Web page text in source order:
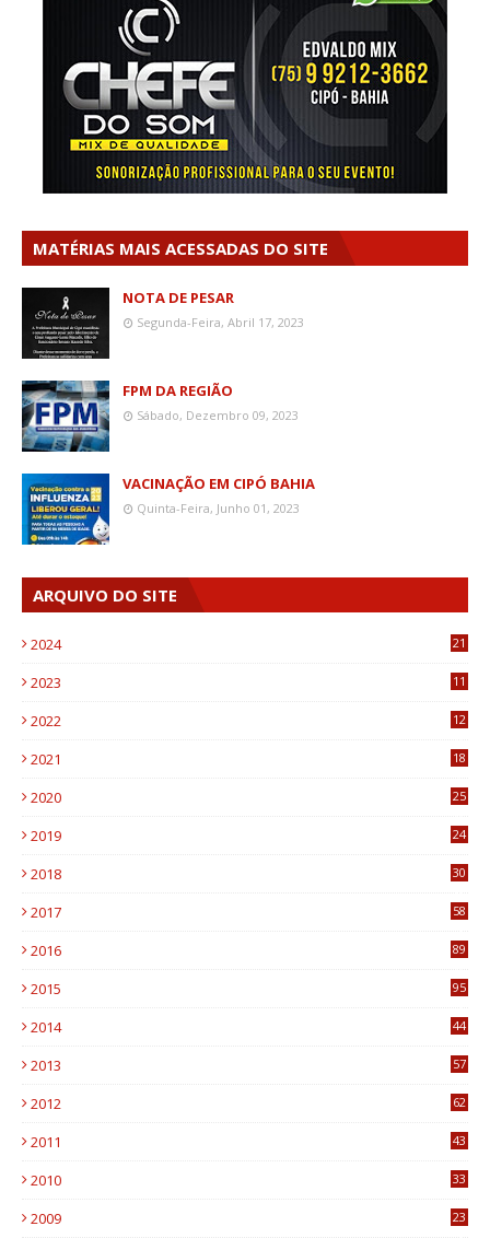
MATÉRIAS MAIS ACESSADAS DO SITE
NOTA DE PESAR
Segunda-Feira, Abril 17, 2023
FPM DA REGIÃO
Sábado, Dezembro 09, 2023
VACINAÇÃO EM CIPÓ BAHIA
Quinta-Feira, Junho 01, 2023
ARQUIVO DO SITE
2024 21
2023
11
2022
12
2021
18
2020
25
2019
24
2018
30
2017
58
2016
89
2015
95
2014
44
2013
57
2012
62
2011
43
2010
33
2009
23